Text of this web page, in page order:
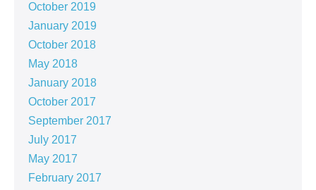
October 2019
January 2019
October 2018
May 2018
January 2018
October 2017
September 2017
July 2017
May 2017
February 2017